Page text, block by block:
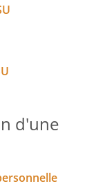
d'une